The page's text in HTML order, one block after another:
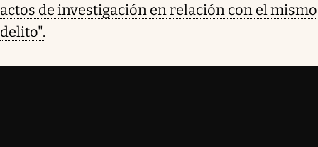
actos de investigación en relación con el mismo
delito".